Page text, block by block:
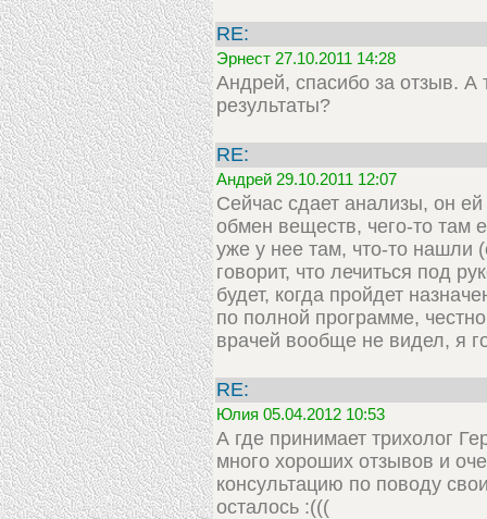
RE:
Эрнест 27.10.2011 14:28
Андрей, спасибо за отзыв. А
результаты?
RE:
Андрей 29.10.2011 12:07
Сейчас сдает анализы, он
обмен веществ, чего-то
уже у нее там, что-то нашли
говорит, что лечиться под
будет, когда пройдет
по полной программе,
врачей вообще не видел, я
RE:
Юлия 05.04.2012 10:53
А где принимает трихолог
много хороших отзывов и
консультацию по поводу
осталось :(((